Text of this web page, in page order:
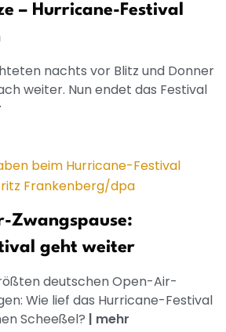
– Hurricane-Festival
nachts vor Blitz und Donner
weiter. Nun endet das Festival
Zwangspause:
geht weiter
deutschen Open-Air-
Wie lief das Hurricane-Festival
Scheeßel? | mehr